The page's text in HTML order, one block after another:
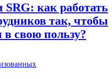
как работать
так, чтобы
в свою пользу?